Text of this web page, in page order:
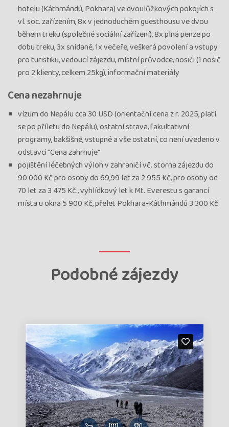
hotelu (Káthmándú, Pokhara) ve dvoulůžkových pokojích s
vl. soc. zařízením, 8x v jednoduchém guesthousu ve dvou
během treku (společné sociální zařízení), 8x plná penze po
dobu treku, 3x snídaně, 1x večeře, veškerá povolení a vstupy
pro turistiku, vedoucí zájezdu, místní průvodce, nosiči (1 nosič
pro 2 klienty, celkem 25kg), informační materiály
Cena nezahrnuje
vízum do Nepálu cca 30 USD (orientační cena z r. 2025, platí
se po příletu do Nepálu), ostatní strava, fakultativní
programy, bakšišné, vstupné a vše ostatní, co není uvedeno v
odstavci "Cena zahrnuje"
pojištění léčebných výloh v zahraničí vč. storna zájezdu do
90 000 Kč pro osoby do 69,99 let za 2 955 Kč, pro osoby od
70 let za 3 475 Kč., vyhlídkový let k Mt. Everestu s garancí
místa u okna 5 900 Kč, přelet Pokhara-Káthmándú 3 300 Kč
Podobné zájezdy